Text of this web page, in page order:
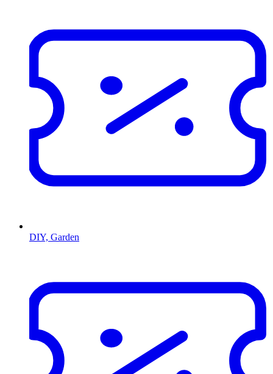
DIY, Garden